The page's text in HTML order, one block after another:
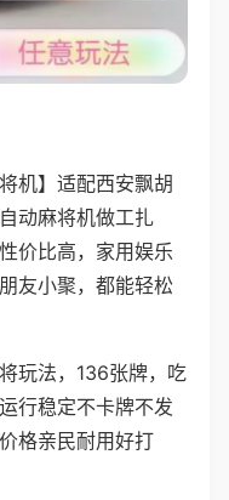
机】适配西安飘胡
动麻将机做工扎
价比高，家用娱乐
友小聚，都能轻松
玩法，136张牌，吃
行稳定不卡牌不发
格亲民耐用好打